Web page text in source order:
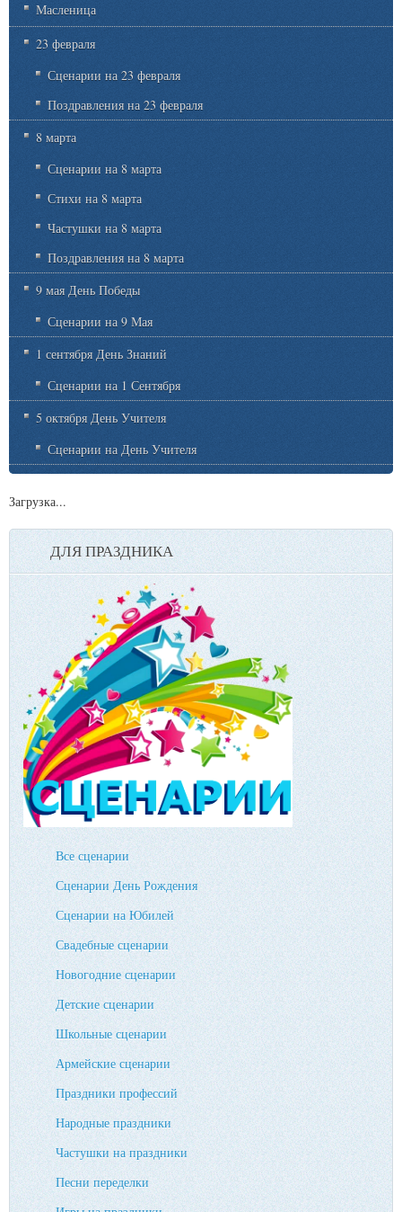
Масленица
23 февраля
Сценарии на 23 февраля
Поздравления на 23 февраля
8 марта
Сценарии на 8 марта
Стихи на 8 марта
Частушки на 8 марта
Поздравления на 8 марта
9 мая День Победы
Сценарии на 9 Мая
1 сентября День Знаний
Сценарии на 1 Сентября
5 октября День Учителя
Сценарии на День Учителя
Загрузка...
ДЛЯ ПРАЗДНИКА
Все сценарии
Сценарии День Рождения
Сценарии на Юбилей
Свадебные сценарии
Новогодние сценарии
Детские сценарии
Школьные сценарии
Армейские сценарии
Праздники профессий
Народные праздники
Частушки на праздники
Песни переделки